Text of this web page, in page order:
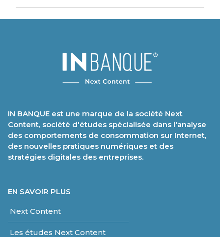
IN BANQUE est une marque de la société Next
Content, société d'études spécialisée dans l'analyse
des comportements de consommation sur Internet,
des nouvelles pratiques numériques et des
stratégies digitales des entreprises.
EN SAVOIR PLUS
Next Content
Les études Next Content